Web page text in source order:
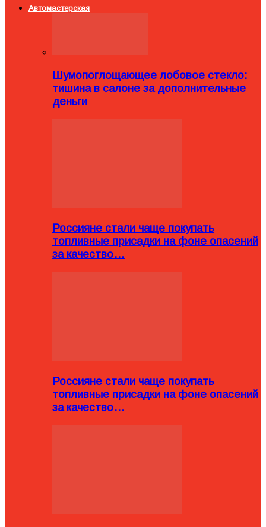
Автомастерская
Шумопоглощающее лобовое стекло:
тишина в салоне за дополнительные
деньги
Россияне стали чаще покупать
топливные присадки на фоне опасений
за качество…
Россияне стали чаще покупать
топливные присадки на фоне опасений
за качество…